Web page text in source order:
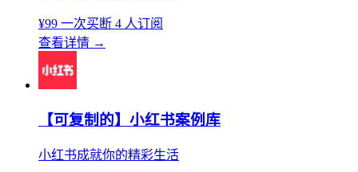
¥99 一次买断 4 人订阅
查看详情 →
【可复制的】小红书案例库
小红书成就你的精彩生活